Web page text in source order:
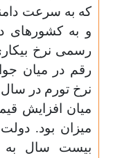
که به سرعت
و به کشورهای
رسمی نرخ
رقم در میان
نرخ تورم در سال
میان افزایش
میزان بود.
بیست سال به